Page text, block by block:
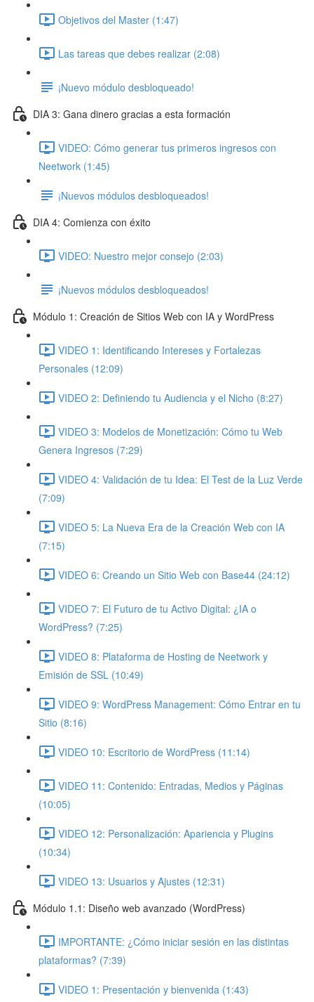
Objetivos del Master (1:47)
Las tareas que debes realizar (2:08)
¡Nuevo módulo desbloqueado!
DIA 3: Gana dinero gracias a esta formación
VIDEO: Cómo generar tus primeros ingresos con
Neetwork (1:45)
¡Nuevos módulos desbloqueados!
DIA 4: Comienza con éxito
VIDEO: Nuestro mejor consejo (2:03)
¡Nuevos módulos desbloqueados!
Módulo 1: Creación de Sitios Web con IA y WordPress
VIDEO 1: Identificando Intereses y Fortalezas
Personales (12:09)
VIDEO 2: Definiendo tu Audiencia y el Nicho (8:27)
VIDEO 3: Modelos de Monetización: Cómo tu Web
Genera Ingresos (7:29)
VIDEO 4: Validación de tu Idea: El Test de la Luz Verde
(7:09)
VIDEO 5: La Nueva Era de la Creación Web con IA
(7:15)
VIDEO 6: Creando un Sitio Web con Base44 (24:12)
VIDEO 7: El Futuro de tu Activo Digital: ¿IA o
WordPress? (7:25)
VIDEO 8: Plataforma de Hosting de Neetwork y
Emisión de SSL (10:49)
VIDEO 9: WordPress Management: Cómo Entrar en tu
Sitio (8:16)
VIDEO 10: Escritorio de WordPress (11:14)
VIDEO 11: Contenido: Entradas, Medios y Páginas
(10:05)
VIDEO 12: Personalización: Apariencia y Plugins
(10:34)
VIDEO 13: Usuarios y Ajustes (12:31)
Módulo 1.1: Diseño web avanzado (WordPress)
IMPORTANTE: ¿Cómo iniciar sesión en las distintas
plataformas? (7:39)
VIDEO 1: Presentación y bienvenida (1:43)